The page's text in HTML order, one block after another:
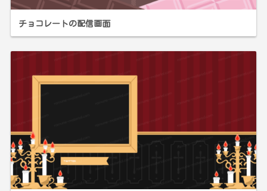
チョコレートの配信画面